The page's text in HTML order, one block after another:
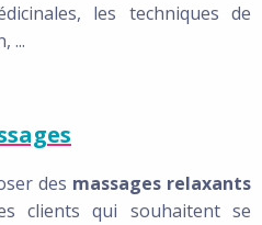
les techniques de
...
des massages relaxants
clients qui souhaitent se